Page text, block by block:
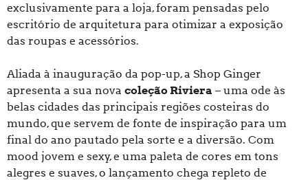
exclusivamente para a loja, foram pensadas pelo
escritório de arquitetura para otimizar a exposição
das roupas e acessórios.
Aliada à inauguração da pop-up, a Shop Ginger
apresenta a sua nova coleção Riviera – uma ode às
belas cidades das principais regiões costeiras do
mundo, que servem de fonte de inspiração para um
final do ano pautado pela sorte e a diversão. Com
mood jovem e sexy, e uma paleta de cores em tons
alegres e suaves, o lançamento chega repleto de